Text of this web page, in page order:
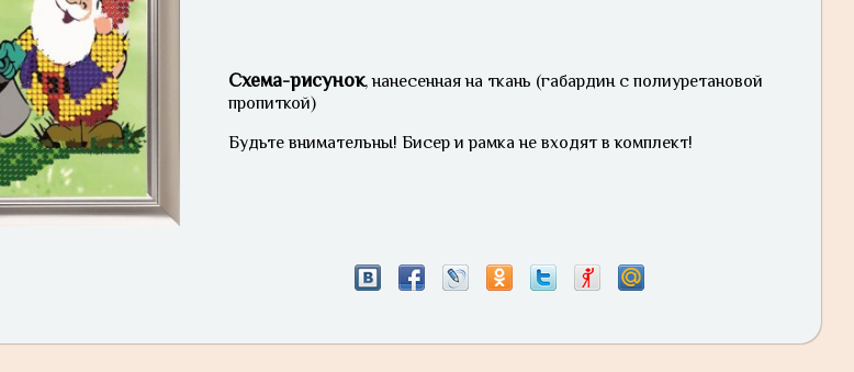
Схема-рисунок, нанесенная на ткань (габардин с полиуретановой
пропиткой)
Будьте внимательны! Бисер и рамка не входят в комплект!